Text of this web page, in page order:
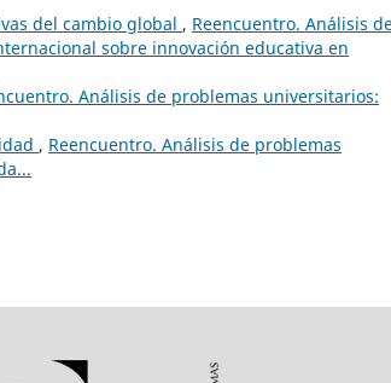
del cambio global , Reencuentro. Análisis
sobre innovación educativa en
Análisis de problemas universitarios:
, Reencuentro. Análisis de problemas